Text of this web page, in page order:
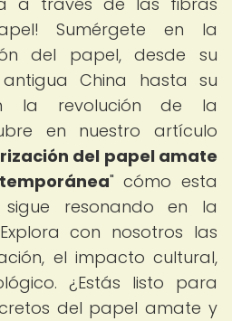
Sumérgete en la
del papel, desde su
China hasta su
la revolución de la
en nuestro artículo
del papel amate
" cómo esta
resonando en la
con nosotros las
el impacto cultural,
¿Estás listo para
del papel amate y